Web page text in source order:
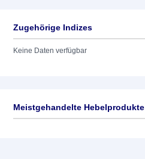
Zugehörige Indizes
Keine Daten verfügbar
Meistgehandelte Hebelprodukte